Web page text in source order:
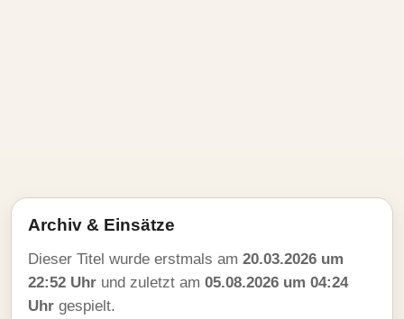
Archiv & Einsätze
Dieser Titel wurde erstmals am 20.03.2026 um
22:52 Uhr und zuletzt am 05.08.2026 um 04:24
Uhr gespielt.